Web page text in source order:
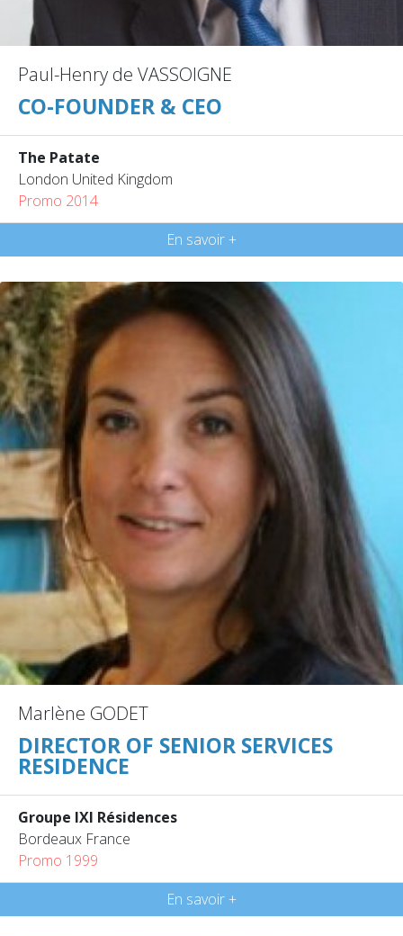
Paul-Henry de VASSOIGNE
CO-FOUNDER & CEO
The Patate
London United Kingdom
Promo 2014
En savoir +
Marlène GODET
DIRECTOR OF SENIOR SERVICES
RESIDENCE
Groupe IXI Résidences
Bordeaux France
Promo 1999
En savoir +